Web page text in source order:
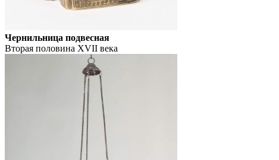
Чернильница подвесная
Вторая половина XVII века